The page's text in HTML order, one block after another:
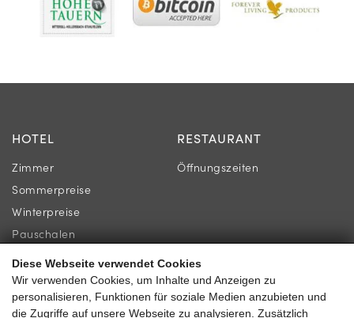
Diese Webseite verwendet Cookies
Wir verwenden Cookies, um Inhalte und Anzeigen zu
personalisieren, Funktionen für soziale Medien anzubieten und
die Zugriffe auf unsere Webseite zu analysieren. Zusätzlich
HOTEL
Zimmer
Sommerpreise
Winterpreise
Pauschalen
RESTAURANT
Öffnungszeiten
INFORMATION
Newsletter
KONTAKT
Familie Gassner